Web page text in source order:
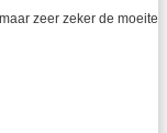
zeer zeker de moeite